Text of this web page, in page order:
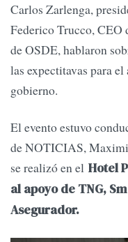
Carlos Zarlenga,
Federico Trucco, CEO
de OSDE, hablaron
las expectitavas para
gobierno.
El evento estuvo
de NOTICIAS,
se realizó en el Hotel
al apoyo de TNG,
Asegurador.